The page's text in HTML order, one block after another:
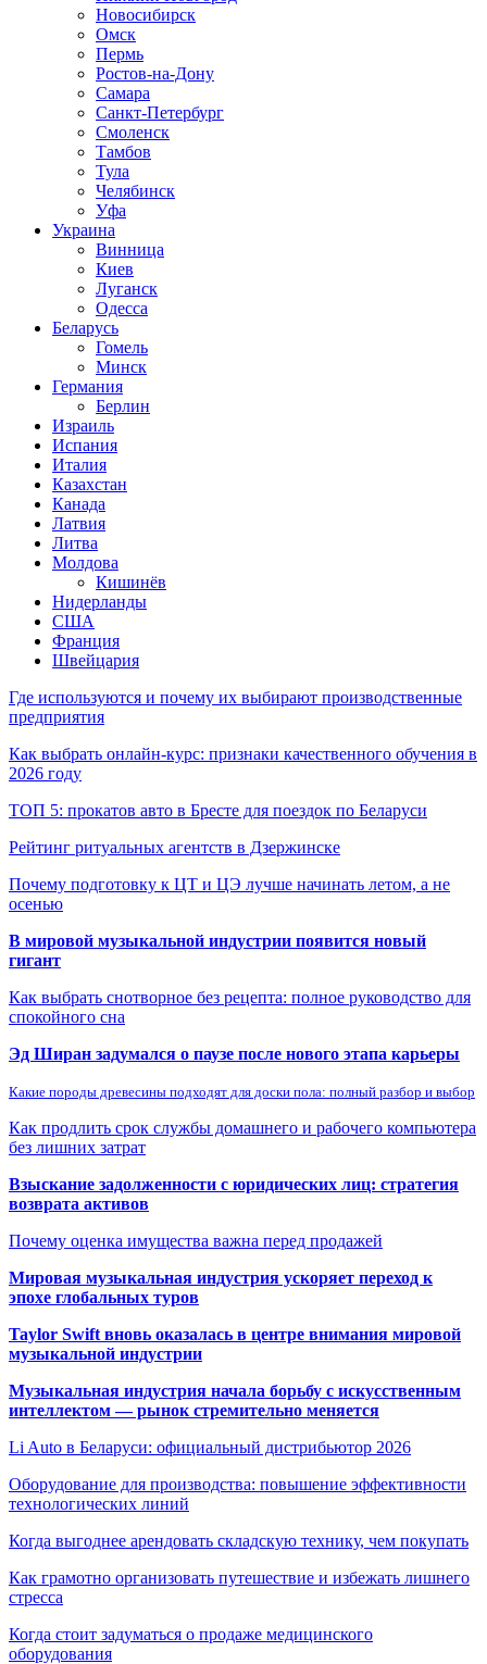
Новосибирск
Омск
Пермь
Ростов-на-Дону
Самара
Санкт-Петербург
Смоленск
Тамбов
Тула
Челябинск
Уфа
Украина
Винница
Киев
Луганск
Одесса
Беларусь
Гомель
Минск
Германия
Берлин
Израиль
Испания
Италия
Казахстан
Канада
Латвия
Литва
Молдова
Кишинёв
Нидерланды
США
Франция
Швейцария
Где используются и почему их выбирают производственные
предприятия
Как выбрать онлайн-курс: признаки качественного обучения в
2026 году
ТОП 5: прокатов авто в Бресте для поездок по Беларуси
Рейтинг ритуальных агентств в Дзержинске
Почему подготовку к ЦТ и ЦЭ лучше начинать летом, а не
осенью
В мировой музыкальной индустрии появится новый
гигант
Как выбрать снотворное без рецепта: полное руководство для
спокойного сна
Эд Ширан задумался о паузе после нового этапа карьеры
Какие породы древесины подходят для доски пола: полный разбор и выбор
Как продлить срок службы домашнего и рабочего компьютера
без лишних затрат
Взыскание задолженности с юридических лиц: стратегия
возврата активов
Почему оценка имущества важна перед продажей
Мировая музыкальная индустрия ускоряет переход к
эпохе глобальных туров
Taylor Swift вновь оказалась в центре внимания мировой
музыкальной индустрии
Музыкальная индустрия начала борьбу с искусственным
интеллектом — рынок стремительно меняется
Li Auto в Беларуси: официальный дистрибьютор 2026
Оборудование для производства: повышение эффективности
технологических линий
Когда выгоднее арендовать складскую технику, чем покупать
Как грамотно организовать путешествие и избежать лишнего
стресса
Когда стоит задуматься о продаже медицинского
оборудования